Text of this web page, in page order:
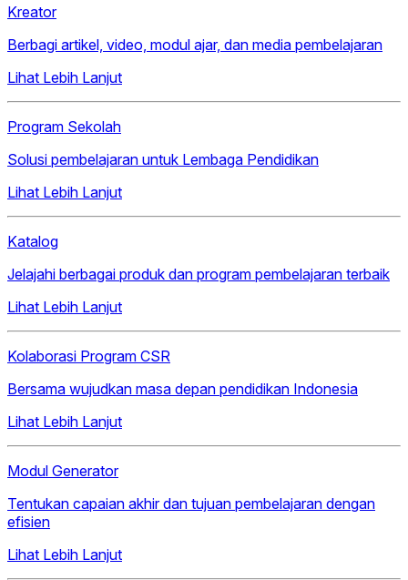
Kreator
Berbagi artikel, video, modul ajar, dan media pembelajaran
Lihat Lebih Lanjut
Program Sekolah
Solusi pembelajaran untuk Lembaga Pendidikan
Lihat Lebih Lanjut
Katalog
Jelajahi berbagai produk dan program pembelajaran terbaik
Lihat Lebih Lanjut
Kolaborasi Program CSR
Bersama wujudkan masa depan pendidikan Indonesia
Lihat Lebih Lanjut
Modul Generator
Tentukan capaian akhir dan tujuan pembelajaran dengan
efisien
Lihat Lebih Lanjut